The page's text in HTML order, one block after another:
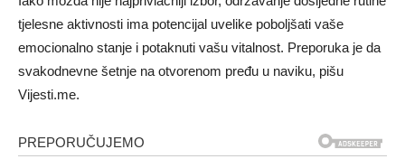
tjelesne aktivnosti ima potencijal uvelike poboljšati vaše
emocionalno stanje i potaknuti vašu vitalnost. Preporuka je da
svakodnevne šetnje na otvorenom pređu u naviku, pišu
Vijesti.me.